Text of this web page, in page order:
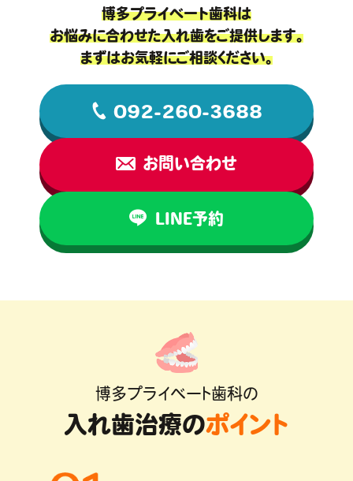
博多プライベート歯科は
お悩みに合わせた入れ歯をご提供します。
まずはお気軽にご相談ください。
092-260-3688
お問い合わせ
LINE予約
博多プライベート歯科の
入れ歯治療のポイント